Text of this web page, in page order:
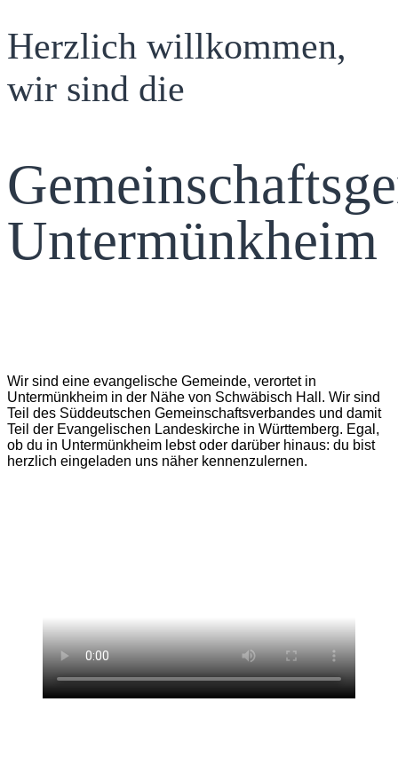
Herzlich willkommen,
wir sind die
Untermünkheim
Wir sind eine evangelische Gemeinde, verortet in
Untermünkheim in der Nähe von Schwäbisch Hall. Wir sind
Teil des Süddeutschen Gemeinschaftsverbandes und damit
Teil der Evangelischen Landeskirche in Württemberg. Egal,
ob du in Untermünkheim lebst oder darüber hinaus: du bist
herzlich eingeladen uns näher kennenzulernen.